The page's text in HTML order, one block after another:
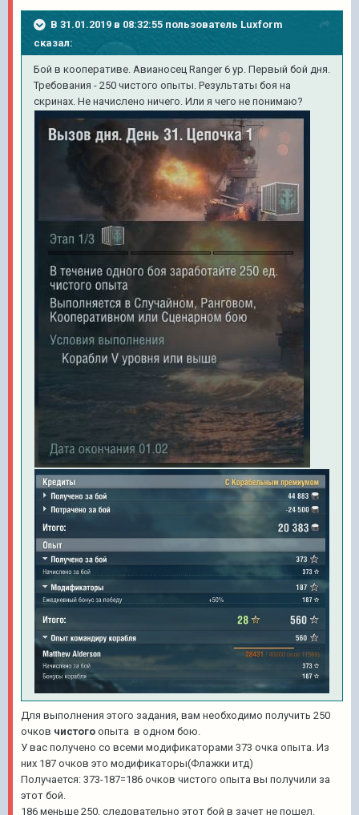
В 31.01.2019 в 08:32:55 пользователь Luxform
сказал:
Бой в кооперативе. Авианосец Ranger 6 ур. Первый бой дня.
Требования - 250 чистого опыты. Результаты боя на
скринах. Не начислено ничего. Или я чего не понимаю?
Для выполнения этого задания, вам необходимо получить 250
очков чистого опыта в одном бою.
У вас получено со всеми модификаторами 373 очка опыта. Из
них 187 очков это модификаторы(Флажки итд)
Получается: 373-187=186 очков чистого опыта вы получили за
этот бой.
186 меньше 250, следовательно этот бой в зачет не пошел.